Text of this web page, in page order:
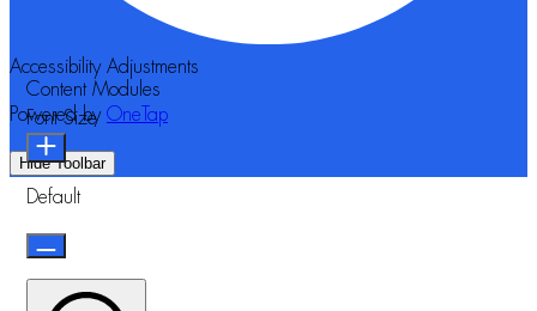
Accessibility Adjustments
Powered by OneTap
Hide Toolbar
Content Modules
Font Size
Default